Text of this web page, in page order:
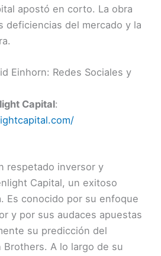
apostó en corto. La obra
deficiencias del mercado y la
Einhorn: Redes Sociales y
Capital:
respetado inversor y
Capital, un exitoso
Es conocido por su enfoque
y por sus audaces apuestas
su predicción del
Brothers. A lo largo de su